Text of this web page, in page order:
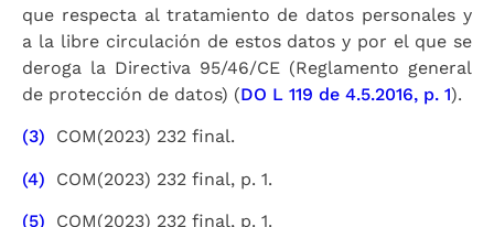
que respecta al tratamiento de datos personales y
a la libre circulación de estos datos y por el que se
deroga la Directiva 95/46/CE (Reglamento general
de protección de datos) (DO L 119 de 4.5.2016, p. 1).
(3) COM(2023) 232 final.
(4) COM(2023) 232 final, p. 1.
(5) COM(2023) 232 final, p. 1.